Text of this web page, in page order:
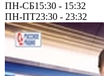
ПН-СБ15:30 - 15:32
ПН-ПТ23:30 - 23:32